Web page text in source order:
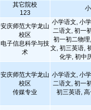
其它院校
123
安庆师范大学龙山
校区
电子信息科学与技
术
小学语文, 小
二语文, 初一
初一初二物
文, 初三英语,
化学, 初中
安庆师范大学龙山
校区
传媒专业
小学语文, 小
二语文, 初一
初三英语,